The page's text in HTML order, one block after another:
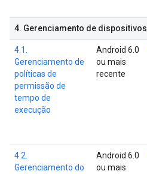
4. Gerenciamento de dispositivos
4.1.
Gerenciamento de
políticas de
permissão de
tempo de
execução
Android 6.0
ou mais
recente
4.2.
Gerenciamento do
Android 6.0
ou mais